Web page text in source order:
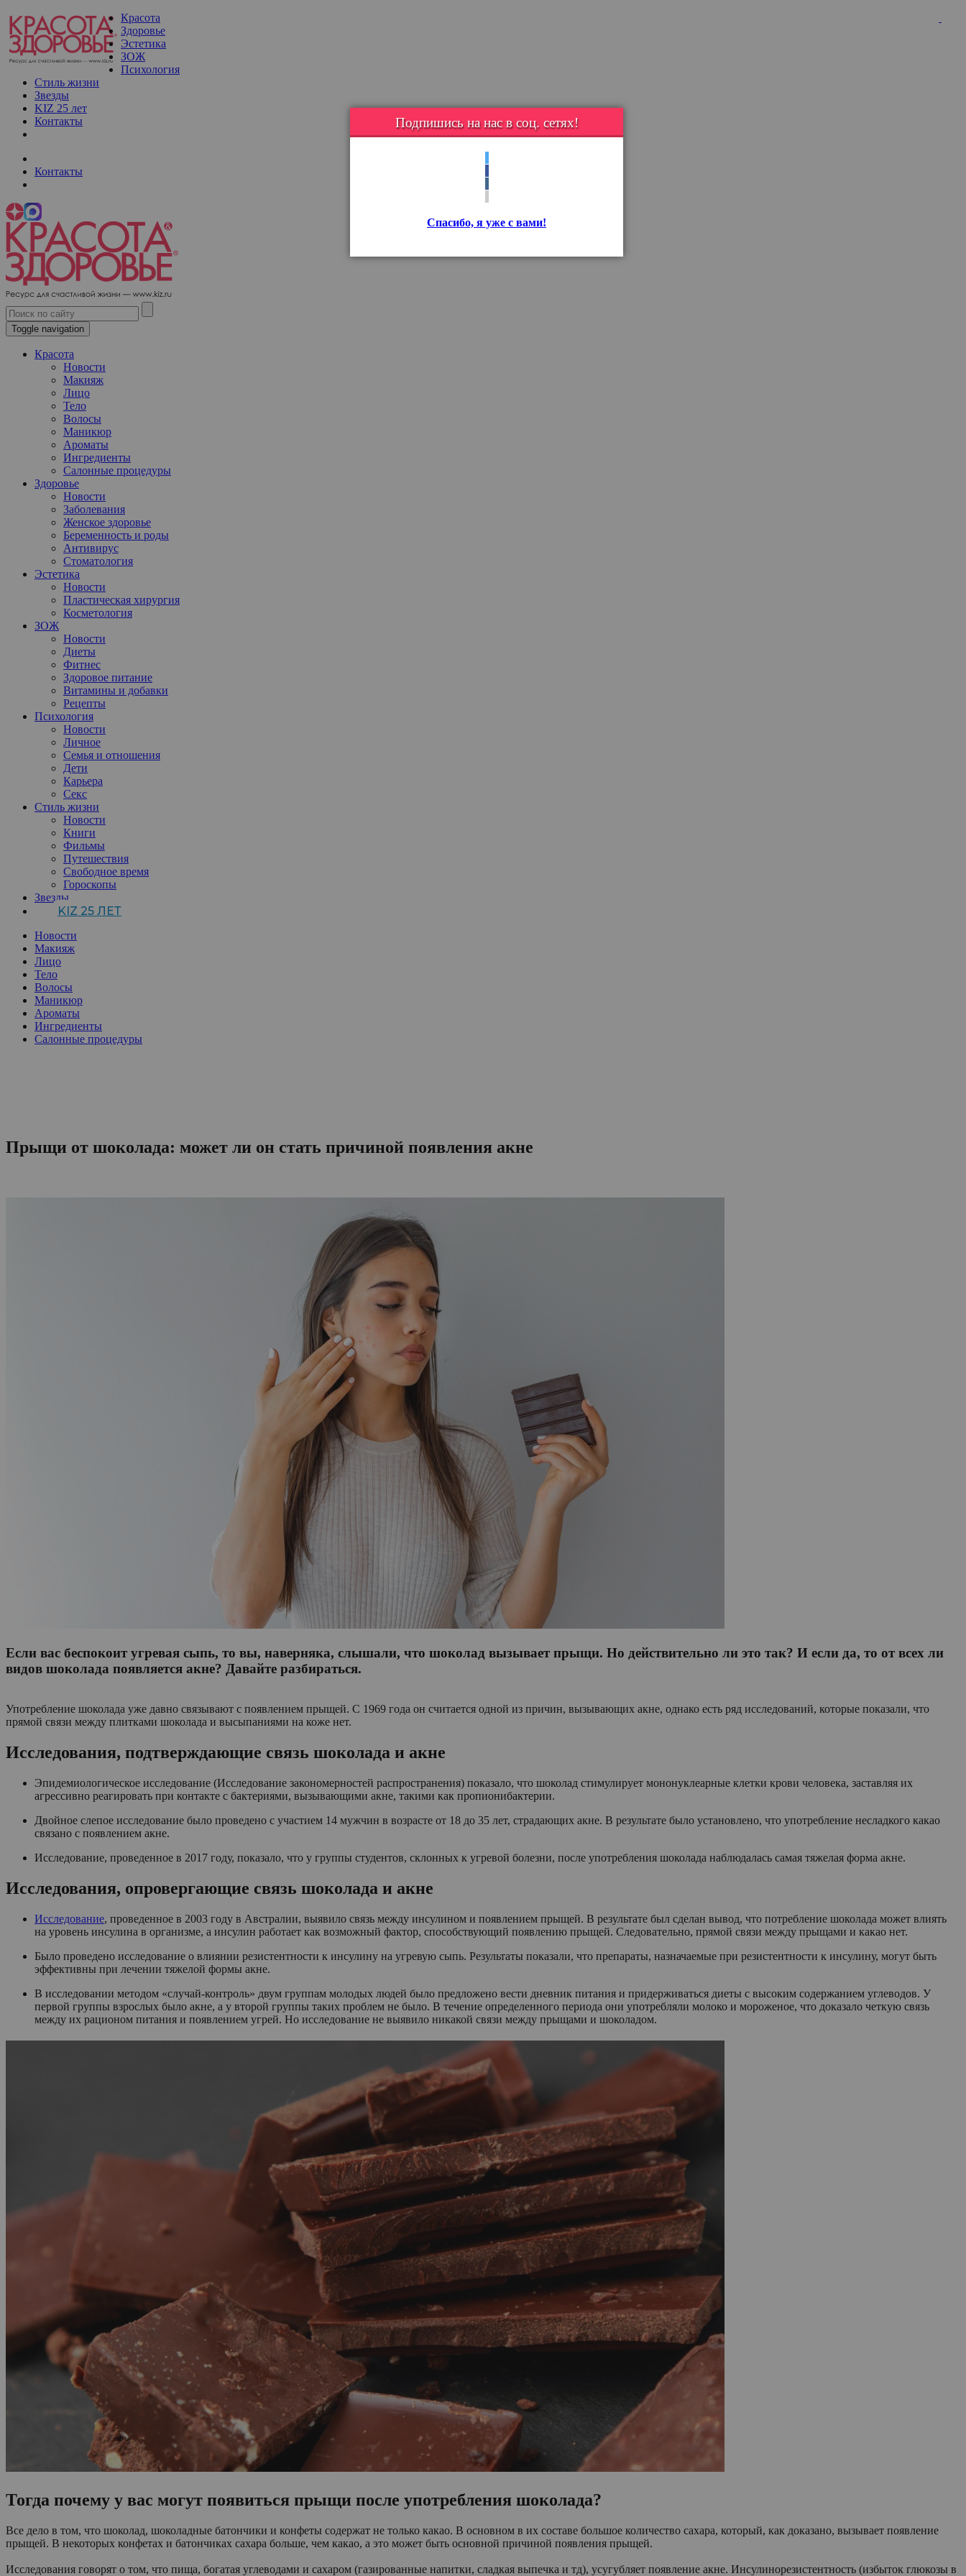
Красота
Здоровье
Эстетика
ЗОЖ
Психология
Стиль жизни
Звезды
KIZ 25 лет
Контакты
Контакты
Toggle navigation
Красота
Новости
Макияж
Лицо
Тело
Волосы
Маникюр
Ароматы
Ингредиенты
Салонные процедуры
Здоровье
Новости
Заболевания
Женское здоровье
Беременность и роды
Антивирус
Стоматология
Эстетика
Новости
Пластическая хирургия
Косметология
ЗОЖ
Новости
Диеты
Фитнес
Здоровое питание
Витамины и добавки
Рецепты
Психология
Новости
Личное
Семья и отношения
Дети
Карьера
Секс
Стиль жизни
Новости
Книги
Фильмы
Путешествия
Свободное время
Гороскопы
Звезды
KIZ 25 ЛЕТ
Новости
Макияж
Лицо
Тело
Волосы
Маникюр
Ароматы
Ингредиенты
Салонные процедуры
Подпишись на нас в соц. сетях!
Спасибо, я уже с вами!
Прыщи от шоколада: может ли он стать причиной появления акне
Если вас беспокоит угревая сыпь, то вы, наверняка, слышали, что шоколад вызывает прыщи. Но действительно ли это так? И если да, то от всех ли
видов шоколада появляется акне? Давайте разбираться.
Употребление шоколада уже давно связывают с появлением прыщей. С 1969 года он считается одной из причин, вызывающих акне, однако есть ряд исследований, которые показали, что
прямой связи между плитками шоколада и высыпаниями на коже нет.
Исследования, подтверждающие связь шоколада и акне
Эпидемиологическое исследование (Исследование закономерностей распространения) показало, что шоколад стимулирует мононуклеарные клетки крови человека, заставляя их
агрессивно реагировать при контакте с бактериями, вызывающими акне, такими как пропионибактерии.
Двойное слепое исследование было проведено с участием 14 мужчин в возрасте от 18 до 35 лет, страдающих акне. В результате было установлено, что употребление несладкого какао
связано с появлением акне.
Исследование, проведенное в 2017 году, показало, что у группы студентов, склонных к угревой болезни, после употребления шоколада наблюдалась самая тяжелая форма акне.
Исследования, опровергающие связь шоколада и акне
Исследование, проведенное в 2003 году в Австралии, выявило связь между инсулином и появлением прыщей. В результате был сделан вывод, что потребление шоколада может влиять
на уровень инсулина в организме, а инсулин работает как возможный фактор, способствующий появлению прыщей. Следовательно, прямой связи между прыщами и какао нет.
Было проведено исследование о влиянии резистентности к инсулину на угревую сыпь. Результаты показали, что препараты, назначаемые при резистентности к инсулину, могут быть
эффективны при лечении тяжелой формы акне.
В исследовании методом «случай-контроль» двум группам молодых людей было предложено вести дневник питания и придерживаться диеты с высоким содержанием углеводов. У
первой группы взрослых было акне, а у второй группы таких проблем не было. В течение определенного периода они употребляли молоко и мороженое, что доказало четкую связь
между их рационом питания и появлением угрей. Но исследование не выявило никакой связи между прыщами и шоколадом.
Тогда почему у вас могут появиться прыщи после употребления шоколада?
Все дело в том, что шоколад, шоколадные батончики и конфеты содержат не только какао. В основном в их составе большое количество сахара, который, как доказано, вызывает появление
прыщей. В некоторых конфетах и батончиках сахара больше, чем какао, а это может быть основной причиной появления прыщей.
Исследования говорят о том, что пища, богатая углеводами и сахаром (газированные напитки, сладкая выпечка и тд), усугубляет появление акне. Инсулинорезистентность (избыток глюкозы в